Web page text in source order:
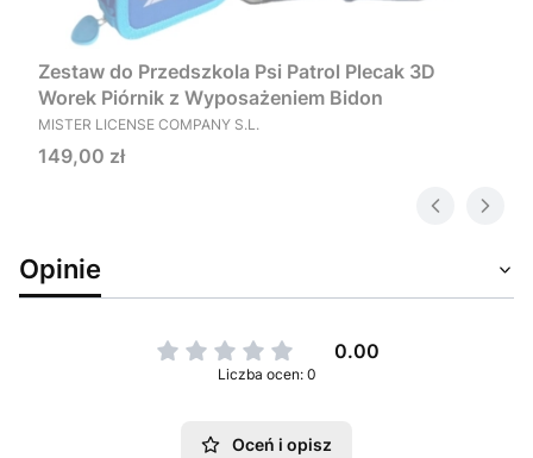
Zestaw do Przedszkola Psi Patrol Plecak 3D
Worek Piórnik z Wyposażeniem Bidon
PRODUCENT
MISTER LICENSE COMPANY S.L.
Cena
149,00 zł
Opinie
0.00
Liczba ocen: 0
Oceń i opisz